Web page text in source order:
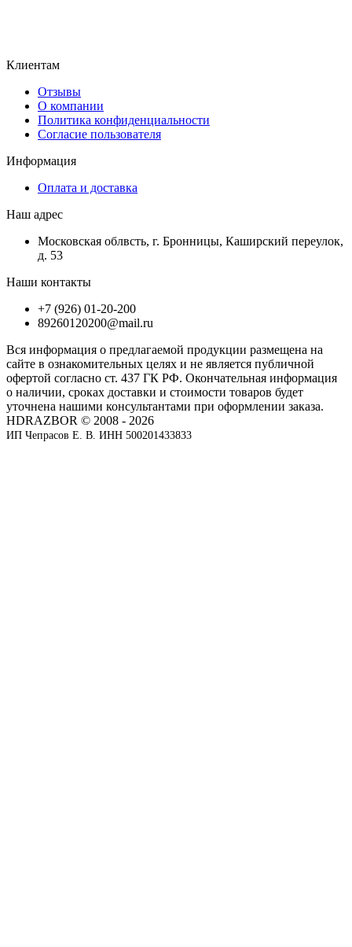
Клиентам
Отзывы
О компании
Политика конфиденциальности
Согласие пользователя
Информация
Оплата и доставка
Наш адрес
Московская облвсть, г. Бронницы, Каширский переулок,
д. 53
Наши контакты
+7 (926) 01-20-200
89260120200@mail.ru
Вся информация о предлагаемой продукции размещена на
сайте в ознакомительных целях и не является публичной
офертой согласно ст. 437 ГК РФ. Окончательная информация
о наличии, сроках доставки и стоимости товаров будет
уточнена нашими консультантами при оформлении заказа.
HDRAZBOR © 2008 - 2026
ИП Чепрасов Е. В. ИНН 500201433833